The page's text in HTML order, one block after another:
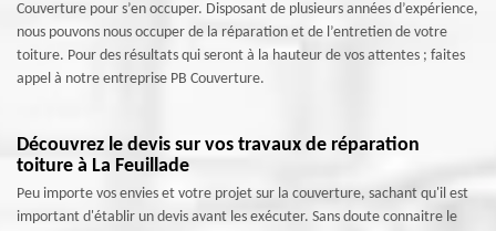
Couverture pour s’en occuper. Disposant de plusieurs années d’expérience,
nous pouvons nous occuper de la réparation et de l’entretien de votre
toiture. Pour des résultats qui seront à la hauteur de vos attentes ; faites
appel à notre entreprise PB Couverture.
Découvrez le devis sur vos travaux de réparation
toiture à La Feuillade
Peu importe vos envies et votre projet sur la couverture, sachant qu'il est
important d'établir un devis avant les exécuter. Sans doute connaitre le